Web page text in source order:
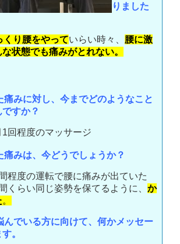
りました
くり腰をやっていらい時々、 腰に激
状態でも痛みがとれない。
痛みに対し、今までどのようなこと
すか？
回程度のマッサージ
痛みは、今どうでしょうか？
程度の運転で腰に痛みが出ていた
くらい同じ姿勢を保てるように、か
。
んでいる方に向けて、何かメッセー
。